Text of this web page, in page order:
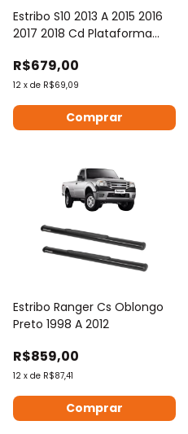
Estribo S10 2013 A 2015 2016
2017 2018 Cd Plataforma
R$679,00
12 x de R$69,09
Estribo Ranger Cs Oblongo
Preto 1998 A 2012
R$859,00
12 x de R$87,41